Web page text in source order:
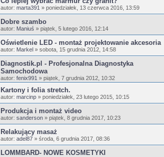
autor: marta391 » poniedziałek, 13 czerwca 2016, 13:59
Dobre szambo
autor: Maniuś » piątek, 5 lutego 2016, 12:14
Oświetlenie LED - montaż projektowanie akcesoria
autor: Markel » sobota, 15 grudnia 2012, 14:58
Diagnostik.pl - Profesjonalna Diagnostyka
Samochodowa
autor: fenix991 » piątek, 7 grudnia 2012, 10:32
Kartony i folia stretch.
autor: marcinp » poniedziałek, 23 lutego 2015, 10:15
Produkcja i montaż video
autor: sanderson » piątek, 8 grudnia 2017, 10:23
Relakujący masaż
autor: adel87 » środa, 6 grudnia 2017, 08:36
LOMMBARD- NOWE KOSMETYKI